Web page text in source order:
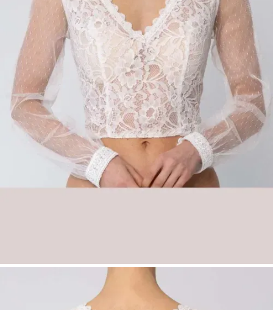
Key Features
Romantisches Brauttop aus Vintage-Spitze
Hochgeschlossener Ausschnitt für eine
elegante Linie
Lange Ärmel für einen zeitlosen Look
Feminines Boho-Design
Perfekt für Boho- und Vintage-Brautmode
Vintage-Spitzen-Brauttop Ellen mit langen
Ärmeln | Boho Brautmode | Düsseldorf